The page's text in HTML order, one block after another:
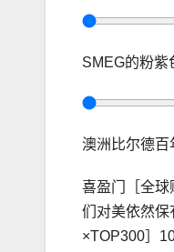
SMEG的粉紫
澳洲比尔德百
喜盈门［全球
们对美依然保
×TOP300］